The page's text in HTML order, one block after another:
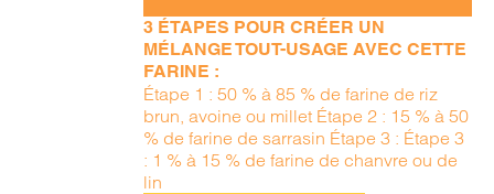
3 ÉTAPES POUR CRÉER UN
MÉLANGE TOUT-USAGE AVEC CETTE
FARINE :
Étape 1 : 50 % à 85 % de farine de riz
brun, avoine ou millet Étape 2 : 15 % à 50
% de farine de sarrasin Étape 3 : Étape 3
: 1 % à 15 % de farine de chanvre ou de
lin